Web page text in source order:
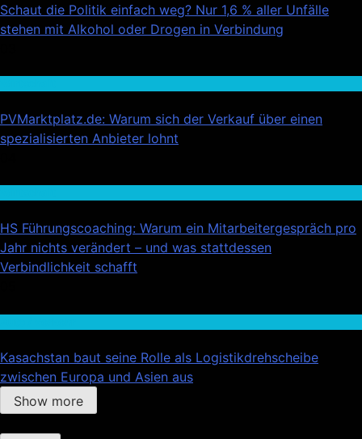
Schaut die Politik einfach weg? Nur 1,6 % aller Unfälle
stehen mit Alkohol oder Drogen in Verbindung
PVMarktplatz.de: Warum sich der Verkauf über einen
spezialisierten Anbieter lohnt
HS Führungscoaching: Warum ein Mitarbeitergespräch pro
Jahr nichts verändert – und was stattdessen
Verbindlichkeit schafft
Kasachstan baut seine Rolle als Logistikdrehscheibe
zwischen Europa und Asien aus
Show more